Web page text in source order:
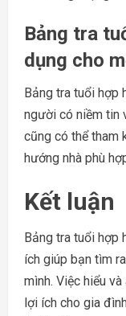
Bảng tra
dụng cho
Bảng tra tuổi hợp
người có niềm tin
cũng có thể tham
hướng nhà phù
Kết luận
Bảng tra tuổi hợp
ích giúp bạn tìm
mình. Việc hiểu
lợi ích cho gia